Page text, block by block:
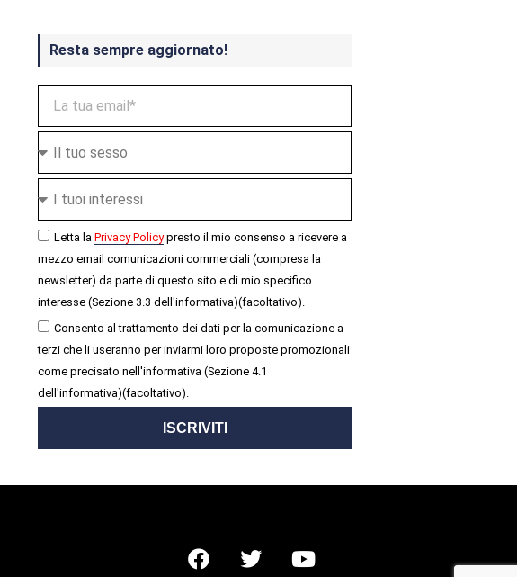
Resta sempre aggiornato!
Letta la Privacy Policypresto il mio consenso a ricevere a
mezzo email comunicazioni commerciali (compresa la
newsletter) da parte di questo sito e di mio specifico
interesse (Sezione 3.3 dell'informativa)(facoltativo).
Consento al trattamento dei dati per la comunicazione a
terzi che li useranno per inviarmi loro proposte promozionali
come precisato nell'informativa (Sezione 4.1
dell'informativa)(facoltativo).
ISCRIVITI